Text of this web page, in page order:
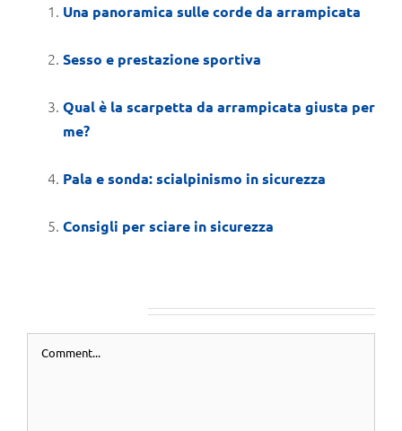
Una panoramica sulle corde da arrampicata
Sesso e prestazione sportiva
Qual è la scarpetta da arrampicata giusta per
me?
Pala e sonda: scialpinismo in sicurezza
Consigli per sciare in sicurezza